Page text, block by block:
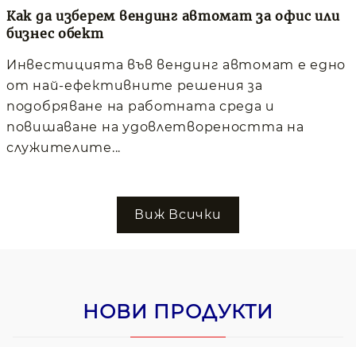
Как да изберем вендинг автомат за офис или
бизнес обект
Инвестицията във вендинг автомат е едно
от най-ефективните решения за
подобряване на работната среда и
повишаване на удовлетвореността на
служителите...
Виж Всички
НОВИ ПРОДУКТИ